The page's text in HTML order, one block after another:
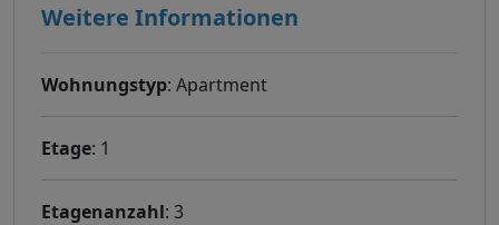
Weitere Informationen
Wohnungstyp: Apartment
Etage: 1
Etagenanzahl: 3